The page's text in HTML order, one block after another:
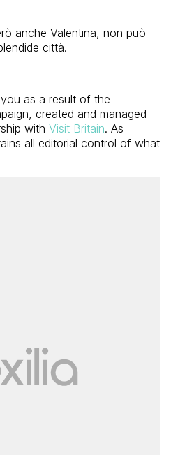
anche Valentina, non può
città.
as a result of the
created and managed
with Visit Britain. As
all editorial control of what